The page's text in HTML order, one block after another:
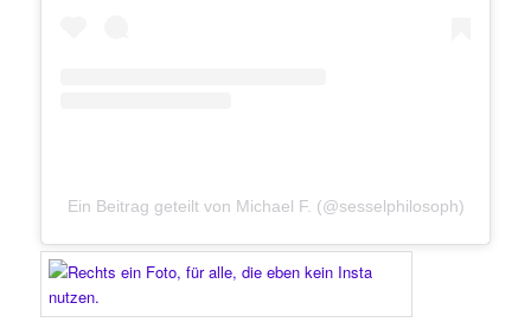
Ein Beitrag geteilt von Michael F. (@sesselphilosoph)